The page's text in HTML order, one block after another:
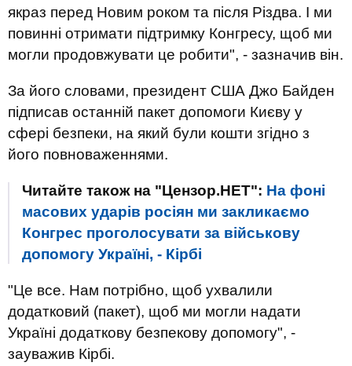
якраз перед Новим роком та після Різдва. І ми
повинні отримати підтримку Конгресу, щоб ми
могли продовжувати це робити", - зазначив він.
За його словами, президент США Джо Байден
підписав останній пакет допомоги Києву у
сфері безпеки, на який були кошти згідно з
його повноваженнями.
Читайте також на "Цензор.НЕТ": На фоні
масових ударів росіян ми закликаємо
Конгрес проголосувати за військову
допомогу Україні, - Кірбі
"Це все. Нам потрібно, щоб ухвалили
додатковий (пакет), щоб ми могли надати
Україні додаткову безпекову допомогу", -
зауважив Кірбі.